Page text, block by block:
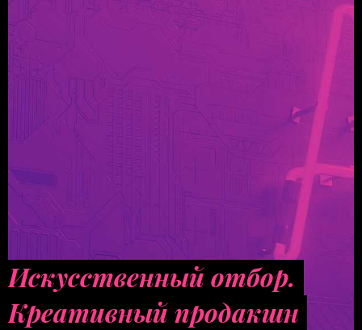
Искусственный отбор.
Креативный продакшн